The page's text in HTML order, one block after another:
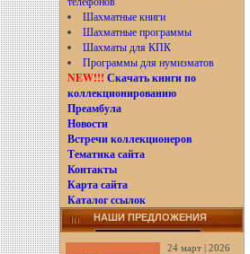
Шахматные книги
Шахматные программы
Шахматы для КПК
Программы для нумизматов
NEW!!! Скачать книги по
коллекционированию
Преамбула
Новости
Встречи коллекционеров
Тематика сайта
Контакты
Карта сайта
Каталог ссылок
НАШИ ПРЕДЛОЖЕНИЯ
24 март | 2026